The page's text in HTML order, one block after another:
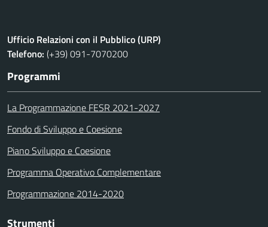
Ufficio Relazioni con il Pubblico (URP)
Telefono: (+39) 091-7070200
Programmi
La Programmazione FESR 2021-2027
Fondo di Sviluppo e Coesione
Piano Sviluppo e Coesione
Programma Operativo Complementare
Programmazione 2014-2020
Strumenti